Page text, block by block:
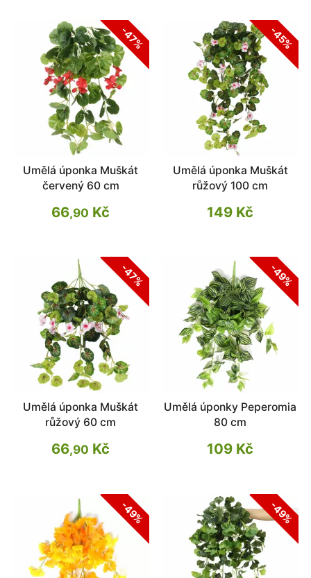
-47%
Umělá úponka Muškát
červený 60 cm
66,90 Kč
-45%
Umělá úponka Muškát
růžový 100 cm
149 Kč
-47%
Umělá úponka Muškát
růžový 60 cm
66,90 Kč
-49%
Umělá úponky Peperomia
80 cm
109 Kč
-49% -49%